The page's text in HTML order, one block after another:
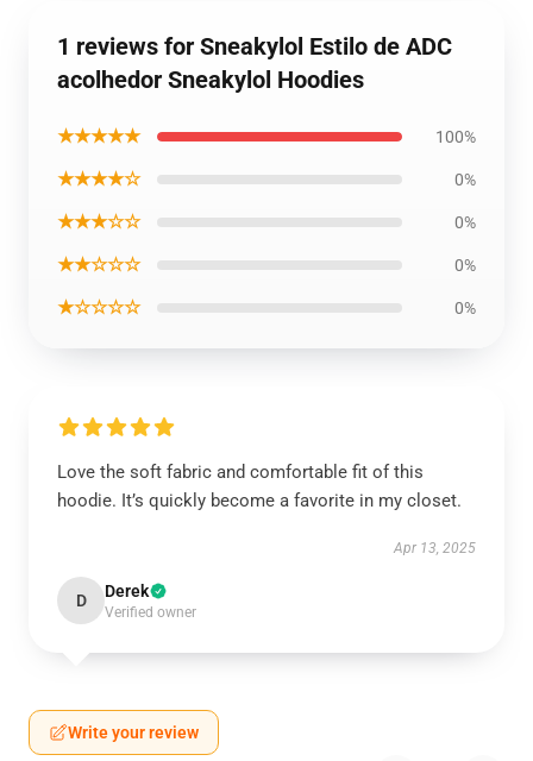
1 reviews for Sneakylol Estilo de ADC
acolhedor Sneakylol Hoodies
★★★★★ 100%
★★★★☆ 0%
★★★☆☆ 0%
★★☆☆☆ 0%
★☆☆☆☆ 0%
Love the soft fabric and comfortable fit of this
hoodie. It’s quickly become a favorite in my closet.
Apr 13, 2025
D Derek
Verified owner
Write your review